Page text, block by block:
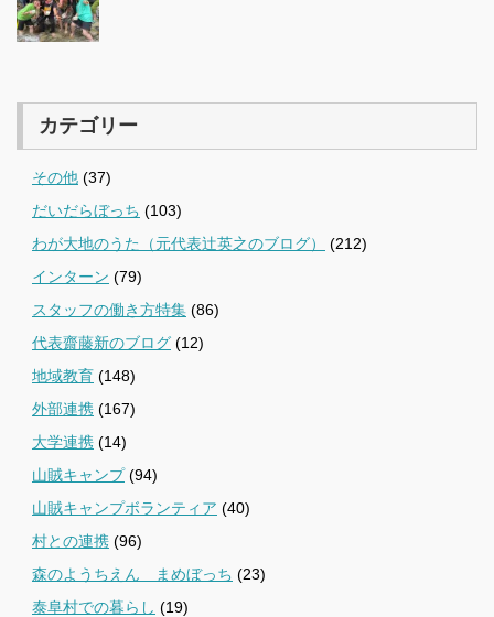
カテゴリー
その他 (37)
だいだらぼっち (103)
わが大地のうた（元代表辻英之のブログ）
(212)
インターン (79)
スタッフの働き方特集 (86)
代表齋藤新のブログ (12)
地域教育 (148)
外部連携 (167)
大学連携 (14)
山賊キャンプ(94)
山賊キャンプボランティア (40)
村との連携 (96)
森のようちえん まめぼっち (23)
泰阜村での暮らし (19)